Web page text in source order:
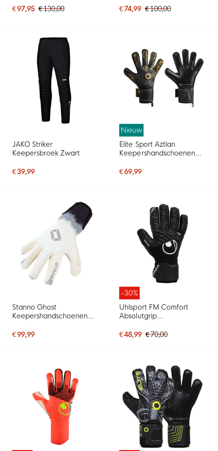
Zwart
€ 97,95 € 130,00
Zwart Neongeel
€ 74,99 € 100,00
JAKO Striker
Keepersbroek Zwart
€ 39,99
Nieuw
Elite Sport Aztlan
Keepershandschoenen
€ 69,99
Stanno Ghost
Keepershandschoenen
€ 99,99
-30%
Uhlsport FM Comfort
Absolutgrip
Zwart Zwart Wit
€ 48,99 € 70,00